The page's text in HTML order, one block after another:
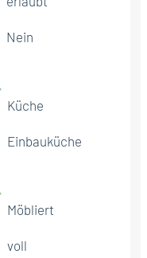
Nein
Küche
Einbauküche
Möbliert
voll